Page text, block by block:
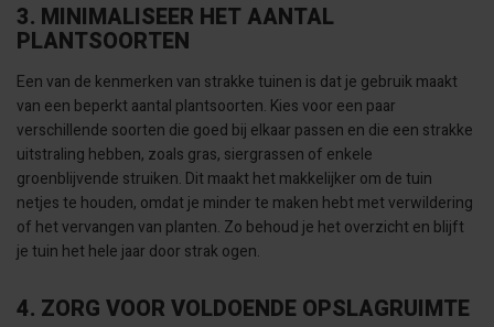
3. MINIMALISEER HET AANTAL
PLANTSOORTEN
Een van de kenmerken van strakke tuinen is dat je gebruik maakt
van een beperkt aantal plantsoorten. Kies voor een paar
verschillende soorten die goed bij elkaar passen en die een strakke
uitstraling hebben, zoals gras, siergrassen of enkele
groenblijvende struiken. Dit maakt het makkelijker om de tuin
netjes te houden, omdat je minder te maken hebt met verwildering
of het vervangen van planten. Zo behoud je het overzicht en blijft
je tuin het hele jaar door strak ogen.
4. ZORG VOOR VOLDOENDE OPSLAGRUIMTE